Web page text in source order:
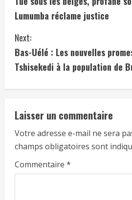
Lumumba réclame justice
Next:
Bas-Uélé : Les nouvelles
Tshisekedi à la population de
Laisser un commentaire
Votre adresse e-mail ne sera
champs obligatoires sont
Commentaire *